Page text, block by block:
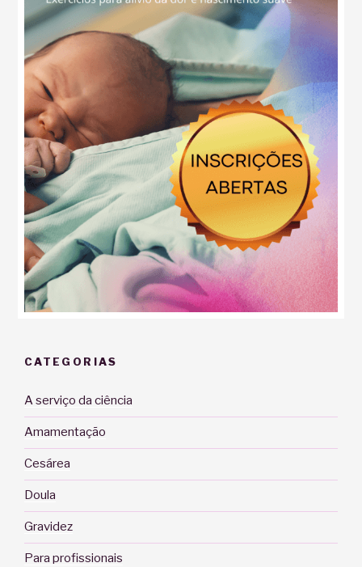
CATEGORIAS
A serviço da ciência
Amamentação
Cesárea
Doula
Gravidez
Para profissionais